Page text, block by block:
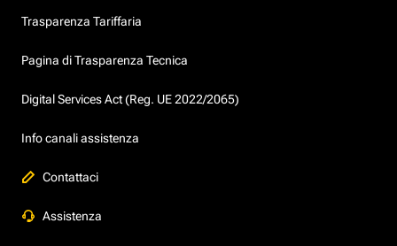
Trasparenza Tariffaria
Pagina di Trasparenza Tecnica
Digital Services Act (Reg. UE 2022/2065)
Info canali assistenza
Contattaci
Assistenza